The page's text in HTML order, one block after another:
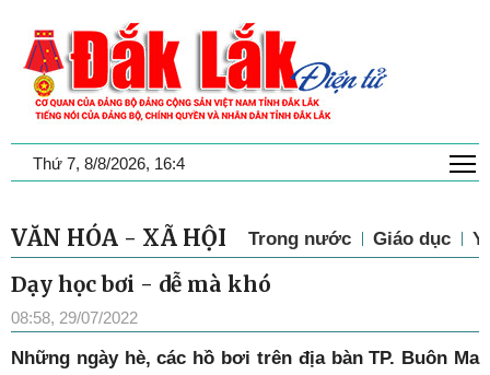
Thứ 7, 8/8/2026, 16:4
VĂN HÓA - XÃ HỘI Trong nước Giáo dục Y
Dạy học bơi - dễ mà khó
08:58, 29/07/2022
Những ngày hè, các hồ bơi trên địa bàn TP. Buôn Ma